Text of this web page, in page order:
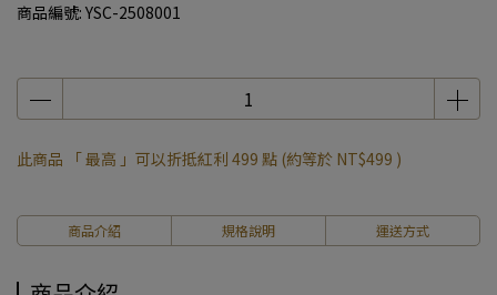
商品編號: YSC-2508001
此商品 「 最高 」可以折抵紅利 499 點 (約等於 NT$499 )
商品介紹 規格說明 運送方式